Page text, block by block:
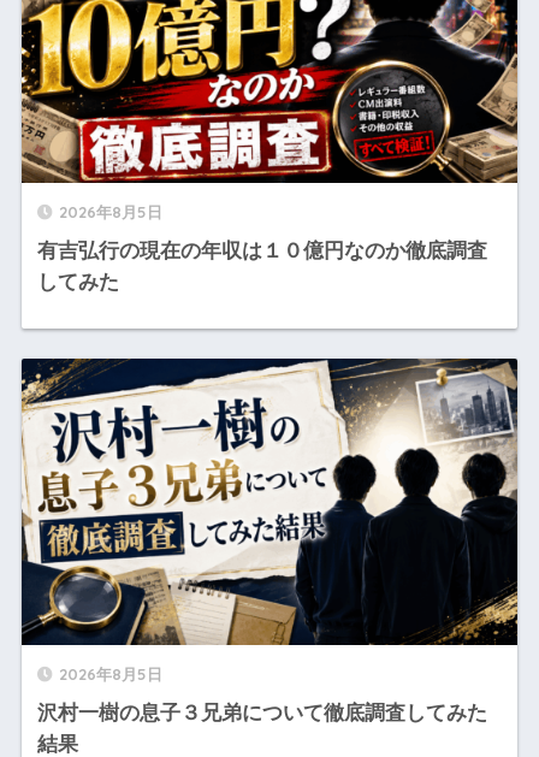
2026年8月5日
有吉弘行の現在の年収は１０億円なのか徹底調査
してみた
2026年8月5日
沢村一樹の息子３兄弟について徹底調査してみた
結果